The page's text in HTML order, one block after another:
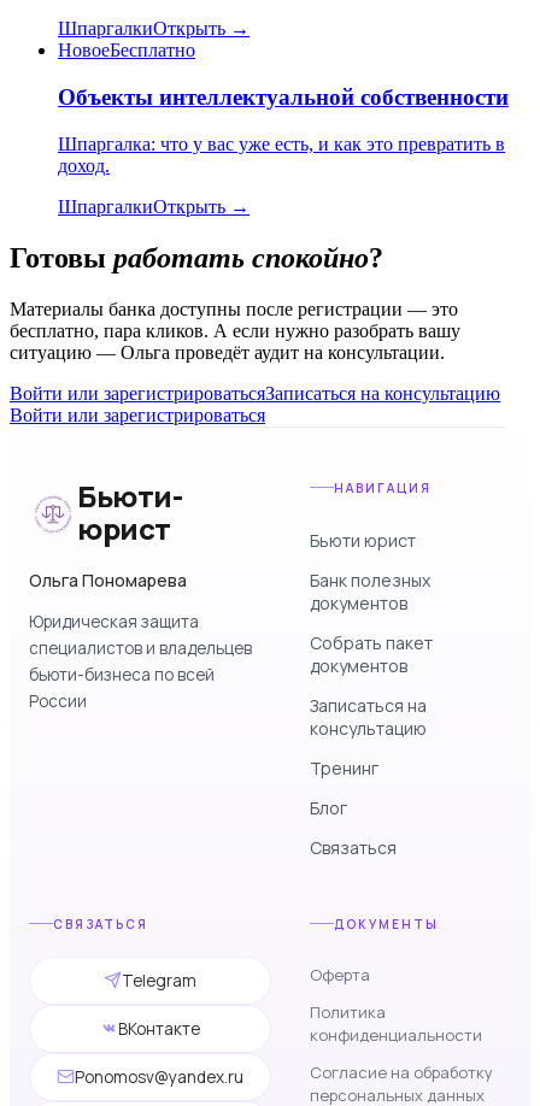
ШпаргалкиОткрыть →
НовоеБесплатно
Объекты интеллектуальной собственности
Шпаргалка: что у вас уже есть, и как это превратить в
доход.
ШпаргалкиОткрыть →
Готовы работать спокойно?
Материалы банка доступны после регистрации — это
бесплатно, пара кликов. А если нужно разобрать вашу
ситуацию — Ольга проведёт аудит на консультации.
Войти или зарегистрироватьсяЗаписаться на консультацию
Войти или зарегистрироваться
Бьюти-
юрист
Ольга Пономарева
Юридическая защита
специалистов и владельцев
бьюти-бизнеса по всей
России
НАВИГАЦИЯ
Бьюти юрист
Банк полезных
документов
Собрать пакет
документов
Записаться на
консультацию
Тренинг
Блог
Связаться
СВЯЗАТЬСЯ
Telegram
ВКонтакте
Ponomosv@yandex.ru
ДОКУМЕНТЫ
Оферта
Политика
конфиденциальности
Согласие на обработку
персональных данных